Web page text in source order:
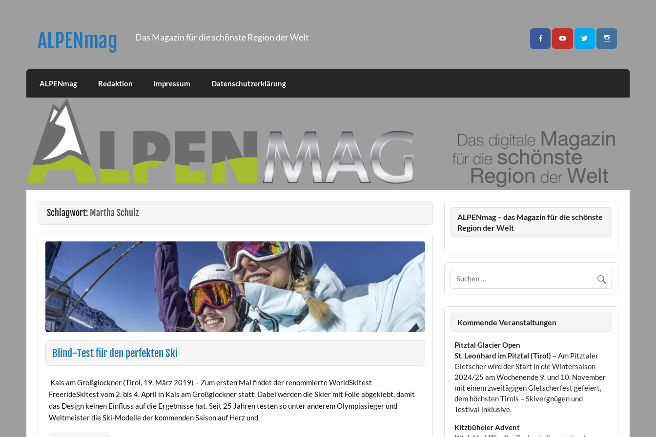
ALPENmag Das Magazin für die schönste Region der Welt
ALPENmag Redaktion Impressum Datenschutzerklärung
Schlagwort: Martha Schulz
Blind-Test für den perfekten Ski
Kals am Großglockner (Tirol, 19. März 2019) – Zum ersten Mal findet der renommierte WorldSkitest
FreerideSkitest vom 2. bis 4. April in Kals am Großglockner statt. Dabei werden die Skier mit Folie abgeklebt, damit
das Design keinen Einfluss auf die Ergebnisse hat. Seit 25 Jahren testen so unter anderem Olympiasieger und
Weltmeister die Ski-Modelle der kommenden Saison auf Herz und
ALPENmag – das Magazin für die schönste
Region der Welt
Kommende Veranstaltungen
Pitztal Glacier Open
St. Leonhard im Pitztal (Tirol) – Am Pitztaler
Gletscher wird der Start in die Wintersaison
2024/25 am Wochenende 9. und 10. November
mit einem zweitägigen Gletscherfest gefeiert,
dem höchsten Tirols – Skivergnügen und
Testival inklusive.
Kitzbüheler Advent